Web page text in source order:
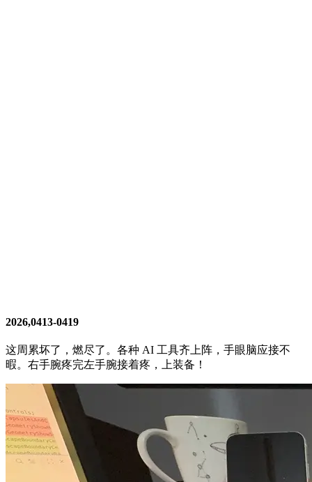
2026,0413-0419
这周累坏了，燃尽了。各种 AI 工具齐上阵，手眼脑应接不
暇。右手腕疼完左手腕接着疼，上装备！